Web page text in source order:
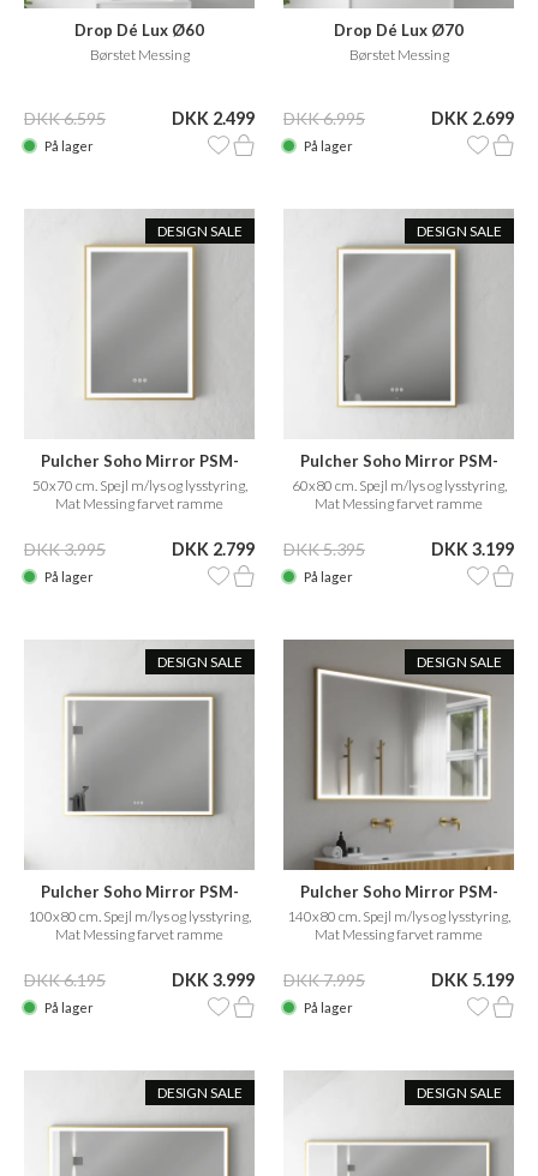
Drop Dé Lux Ø60
Børstet Messing
DKK 6.595 DKK 2.499
På lager
Drop Dé Lux Ø70
Børstet Messing
DKK 6.995 DKK 2.699
På lager
DESIGN SALE
Pulcher Soho Mirror PSM-
5070
50x70 cm. Spejl m/lys og lysstyring,
Mat Messing farvet ramme
DKK 3.995 DKK 2.799
På lager
DESIGN SALE
Pulcher Soho Mirror PSM-
6080
60x80 cm. Spejl m/lys og lysstyring,
Mat Messing farvet ramme
DKK 5.395 DKK 3.199
På lager
DESIGN SALE
Pulcher Soho Mirror PSM-
1080
100x80 cm. Spejl m/lys og lysstyring,
Mat Messing farvet ramme
DKK 6.195 DKK 3.999
På lager
DESIGN SALE
Pulcher Soho Mirror PSM-
1480
140x80 cm. Spejl m/lys og lysstyring,
Mat Messing farvet ramme
DKK 7.995 DKK 5.199
På lager
DESIGN SALE DESIGN SALE